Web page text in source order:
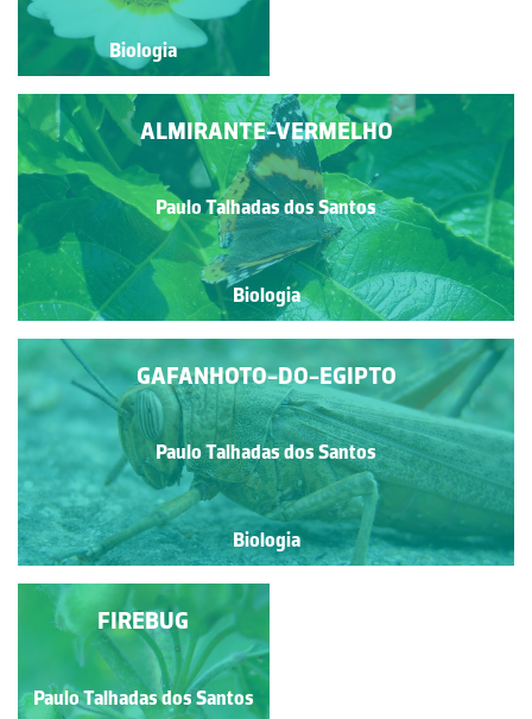
Biologia
ALMIRANTE-VERMELHO
Paulo Talhadas dos Santos
Biologia
Biologia
GAFANHOTO-DO-EGIPTO
Paulo Talhadas dos Santos
Biologia
BUFFALO
TREEHOPPER
Paulo Talhadas dos Santos
FIREBUG
Paulo Talhadas dos Santos